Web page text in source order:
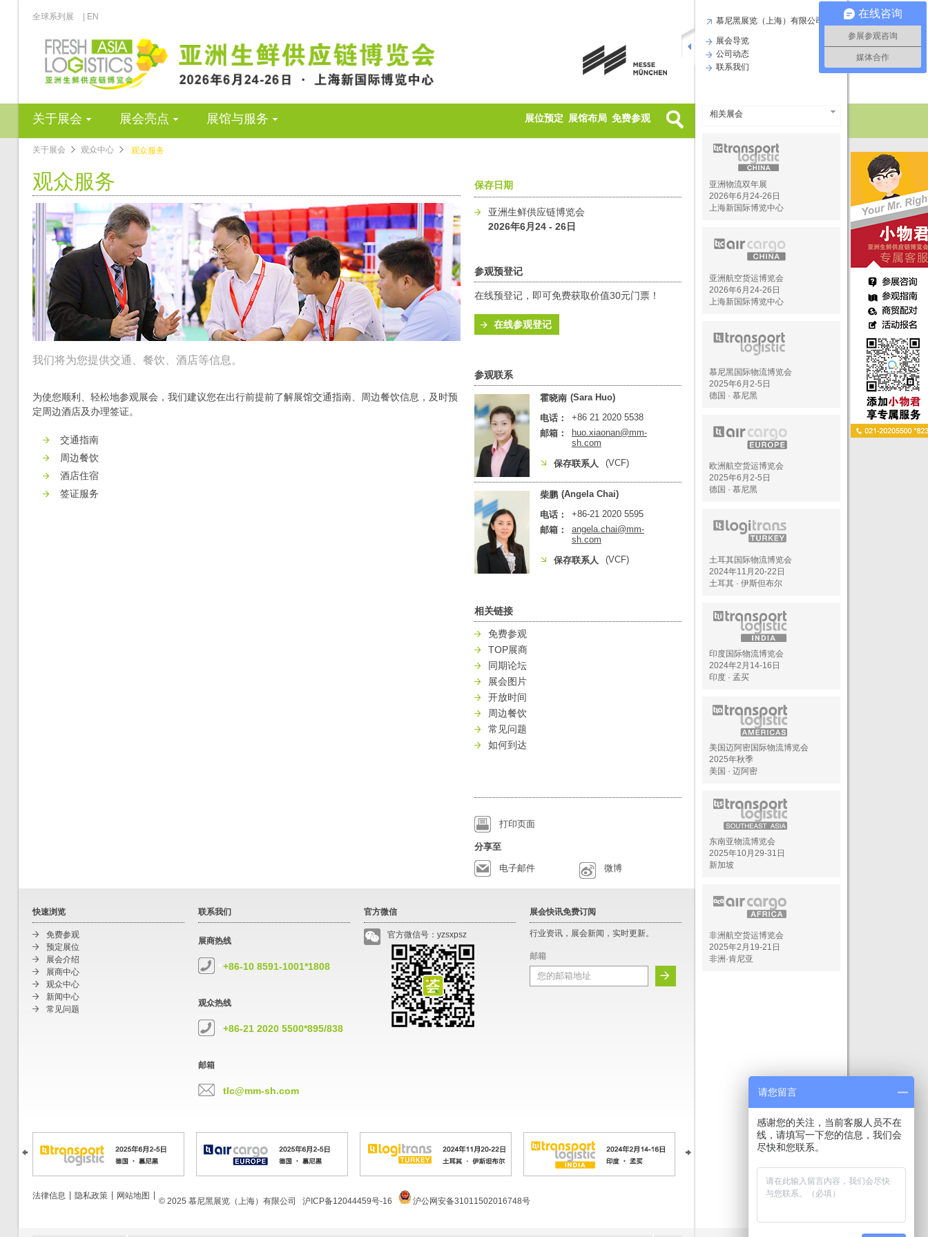
全球系列展 | EN
关于展会 展会亮点 展馆与服务 展位预定 展馆布局 免费参观
关于展会 观众中心 观众服务
观众服务
我们将为您提供交通、餐饮、酒店等信息。
为使您顺利、轻松地参观展会，我们建议您在出行前提前了解展馆交通指南、周边餐饮信息，及时预
定周边酒店及办理签证。
交通指南
周边餐饮
酒店住宿
签证服务
保存日期
亚洲生鲜供应链博览会
2026年6月24 - 26日
参观预登记
在线预登记，即可免费获取价值30元门票！
在线参观登记
参观联系
霍晓南 (Sara Huo)
电话：
+86 21 2020 5538
邮箱：
huo.xiaonan@mm-
sh.com
保存联系人
(VCF)
柴鹏 (Angela Chai)
电话：
+86-21 2020 5595
邮箱：
angela.chai@mm-
sh.com
保存联系人
(VCF)
相关链接
免费参观
TOP展商
同期论坛
展会图片
开放时间
周边餐饮
常见问题
如何到达
打印页面
分享至
电子邮件 微博
快速浏览
免费参观
预定展位
展会介绍
展商中心
观众中心
新闻中心
常见问题
联系我们
展商热线
+86-10 8591-1001*1808
观众热线
+86-21 2020 5500*895/838
邮箱
tlc@mm-sh.com
官方微信
官方微信号：yzsxpsz
展会快讯免费订阅
行业资讯，展会新闻，实时更新。
邮箱
法律信息 隐私政策 网站地图
© 2025 慕尼黑展览（上海）有限公司 沪ICP备12044459号-16 沪公网安备31011502016748号
慕尼黑展览（上海）有限公司
展会导览
公司动态
联系我们
相关展会
相关展会
亚洲物流双年展
2026年6月24-26日
上海新国际博览中心
亚洲航空货运博览会
2026年6月24-26日
上海新国际博览中心
慕尼黑国际物流博览会
2025年6月2-5日
德国 · 慕尼黑
欧洲航空货运博览会
2025年6月2-5日
德国 · 慕尼黑
土耳其国际物流博览会
2024年11月20-22日
土耳其 · 伊斯但布尔
印度国际物流博览会
2024年2月14-16日
印度 · 孟买
美国迈阿密国际物流博览会
2025年秋季
美国 · 迈阿密
东南亚物流博览会
2025年10月29-31日
新加坡
非洲航空货运博览会
2025年2月19-21日
非洲·肯尼亚
在线咨询
参展参观咨询
媒体合作
请您留言
感谢您的关注，当前客服人员不在
线，请填写一下您的信息，我们会
尽快和您联系。